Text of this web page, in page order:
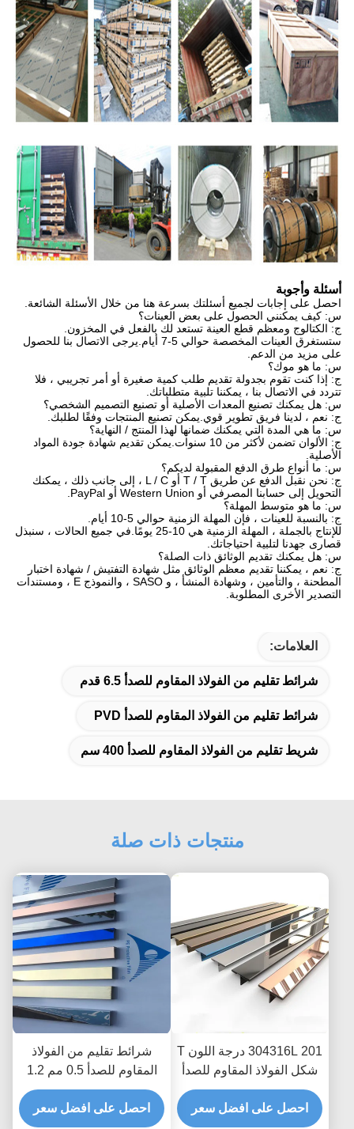
أسئلة وأجوبة
احصل على إجابات لجميع أسئلتك بسرعة هنا من خلال الأسئلة الشائعة.
س: كيف يمكنني الحصول على بعض العينات؟
ج: الكتالوج ومعظم قطع العينة تستعد لك بالفعل في المخزون.
ستستغرق العينات المخصصة حوالي 5-7 أيام.يرجى الاتصال بنا للحصول
على مزيد من الدعم.
س: ما هو موك؟
ج: إذا كنت تقوم بجدولة تقديم طلب كمية صغيرة أو أمر تجريبي ، فلا
تتردد في الاتصال بنا ، يمكننا تلبية متطلباتك.
س: هل يمكنك تصنيع المعدات الأصلية أو تصنيع التصميم الشخصي؟
ج: نعم ، لدينا فريق تطوير قوي.يمكن تصنيع المنتجات وفقًا لطلبك.
س: ما هي المدة التي يمكنك ضمانها لهذا المنتج / النهاية؟
ج: الألوان تضمن لأكثر من 10 سنوات.يمكن تقديم شهادة جودة المواد
الأصلية.
س: ما أنواع طرق الدفع المقبولة لديكم؟
ج: نحن نقبل الدفع عن طريق T / T أو L / C ، إلى جانب ذلك ، يمكنك
التحويل إلى حسابنا المصرفي أو Western Union أو PayPal.
س: ما هو متوسط ​​المهلة؟
ج: بالنسبة للعينات ، فإن المهلة الزمنية حوالي 5-10 أيام.
للإنتاج بالجملة ، المهلة الزمنية هي 10-25 يومًا.في جميع الحالات ، سنبذل
قصارى جهدنا لتلبية احتياجاتك.
س: هل يمكنك تقديم الوثائق ذات الصلة؟
ج: نعم ، يمكننا تقديم معظم الوثائق مثل شهادة التفتيش / شهادة اختبار
المطحنة ، والتأمين ، وشهادة المنشأ ، و SASO ، والنموذج E ، ومستندات
التصدير الأخرى المطلوبة.
العلامات:
شرائط تقليم من الفولاذ المقاوم للصدأ 6.5 قدم
شرائط تقليم من الفولاذ المقاوم للصدأ PVD
شريط تقليم من الفولاذ المقاوم للصدأ 400 سم
منتجات ذات صلة
304316L 201 درجة اللون T
شكل الفولاذ المقاوم للصدأ
تقليم قطاع لتقسيم البلاط
احصل على افضل سعر
شرائط تقليم من الفولاذ
المقاوم للصدأ 0.5 مم 1.2
مم بطول 1000 مم مضادة
لبصمات الأصابع
احصل على افضل سعر